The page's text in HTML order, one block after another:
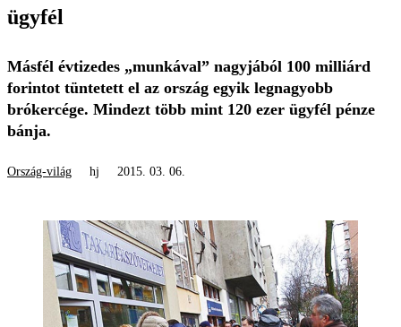
ügyfél
Másfél évtizedes „munkával” nagyjából 100 milliárd
forintot tüntetett el az ország egyik legnagyobb
brókercége. Mindezt több mint 120 ezer ügyfél pénze
bánja.
Ország-világ hj 2015. 03. 06.